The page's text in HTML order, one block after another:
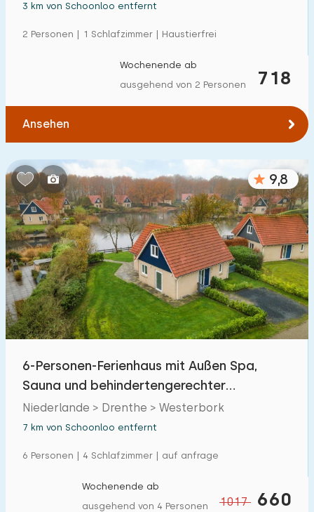
3 km von Schoonloo entfernt
2 Personen | 1 Schlafzimmer | Haustierfrei
718
Wochenende ab
ausgehend von 2 Personen
Ansehen
9,8
6-Personen-Ferienhaus mit Außen Spa,
Sauna und behindertengerechter
Ausstattung
Niederlande > Drenthe > Westerbork
7 km von Schoonloo entfernt
6 Personen | 4 Schlafzimmer | auf anfrage
1017 660
Wochenende ab
ausgehend von 4 Personen